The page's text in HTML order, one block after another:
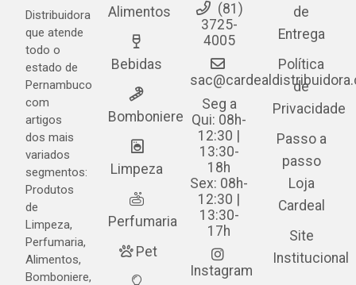
Distribuidora
que atende
todo o
estado de
Pernambuco
com
artigos
dos mais
variados
segmentos:
Produtos
de
Limpeza,
Perfumaria,
Alimentos,
Bomboniere,
Alimentos
Bebidas
Bomboniere
Limpeza
Perfumaria
Pet
(81)
3725-
4005
Seg a
Qui: 08h-
12:30 |
13:30-
18h
Sex: 08h-
12:30 |
13:30-
17h
Instagram
de
Entrega
Política
de
Privacidade
Passo a
passo
Loja
Cardeal
Site
Institucional